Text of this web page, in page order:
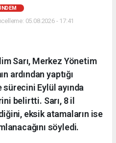
05.08.2026 - 17:41
Sarı, Merkez Yönetim
ardından yaptığı
Eylül ayında
belirtti. Sarı, 8 il
eksik atamaların ise
söyledi.